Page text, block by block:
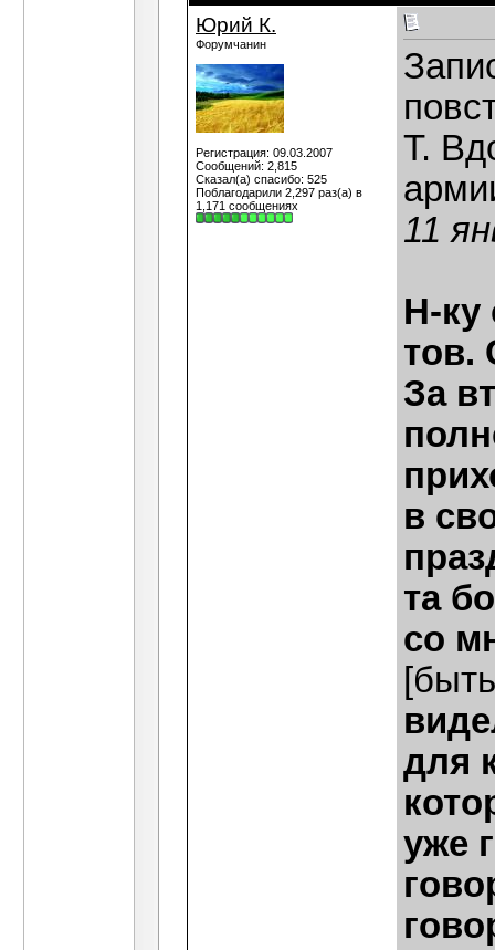
Юрий К.
Форумчанин
Регистрация: 09.03.2007
Сообщений: 2,815
Сказал(а) спасибо: 525
Поблагодарили 2,297 раз(а) в
1,171 сообщениях
Т.
11
Н-ку
тов.
За
в
та
со
для
уже